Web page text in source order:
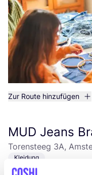
Zur Route hinzufügen
MUD Jeans
Torensteeg 3A,
Kleidung